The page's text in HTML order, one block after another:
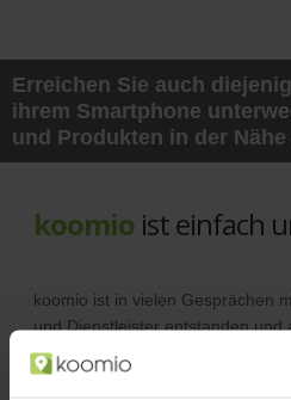
Erreichen Sie auch
ihrem Smartphone
und Produkten in der
koomio ist einfach
koomio ist in vielen Gesprächen
und Dienstleister entstanden und
abgestimmt.